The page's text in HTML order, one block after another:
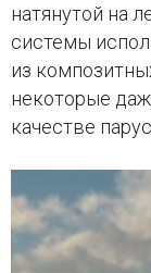
натянутой на
системы
из
некоторые
качестве